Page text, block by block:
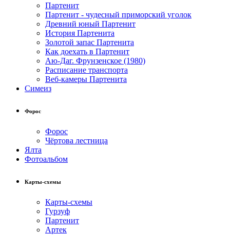
Партенит
Партенит - чудесный приморский уголок
Древний юный Партенит
История Партенита
Золотой запас Партенита
Как доехать в Партенит
Аю-Даг. Фрунзенское (1980)
Расписание транспорта
Веб-камеры Партенита
Симеиз
Форос
Форос
Чёртова лестница
Ялта
Фотоальбом
Карты-схемы
Карты-схемы
Гурзуф
Партенит
Артек